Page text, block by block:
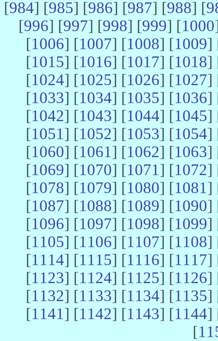
[984] [985] [986] [987] [988] [
[996] [997] [998] [999] [1000
[1006] [1007] [1008] [1009]
[1015] [1016] [1017] [1018]
[1024] [1025] [1026] [1027]
[1033] [1034] [1035] [1036]
[1042] [1043] [1044] [1045]
[1051] [1052] [1053] [1054]
[1060] [1061] [1062] [1063]
[1069] [1070] [1071] [1072]
[1078] [1079] [1080] [1081]
[1087] [1088] [1089] [1090]
[1096] [1097] [1098] [1099]
[1105] [1106] [1107] [1108]
[1114] [1115] [1116] [1117]
[1123] [1124] [1125] [1126]
[1132] [1133] [1134] [1135]
[1141] [1142] [1143] [1144]
[